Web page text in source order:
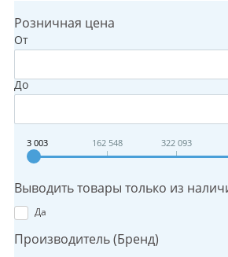
Розничная цена
От
До
3 003 162 548 322 093
Выводить товары только из
Да
Производитель (Бренд)